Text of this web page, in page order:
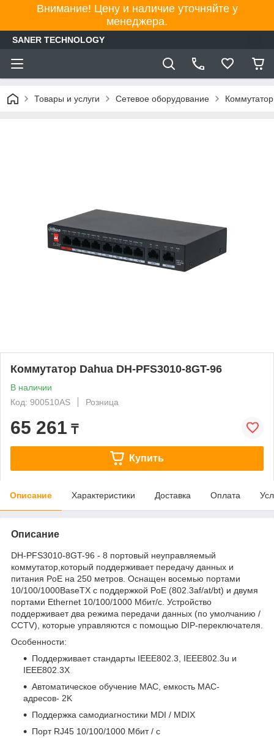
Внимание! Цену и наличие уточняйте у
менеджера.
SANER TECHNOLOGY
Товары и услуги Сетевое оборудование
Коммутатор Dahua DH-PFS3010-8GT-96
В наличии
Код: 900510AS
Розница
65 261 ₸
Купить
Описание Характеристики Доставка Оплата
Описание
DH-PFS3010-8GT-96 - 8 портовый неуправляемый
коммутатор,который поддерживает передачу данных и
питания PoE на 250 метров. Оснащен восемью портами
10/100/1000BaseTX с поддержкой PoE (802.3af/at/bt) и двумя
портами Ethernet 10/100/1000 Мбит/с. Устройство
поддерживает два режима передачи данных (по умолчанию /
CCTV), которые управляются с помощью DIP-переключателя.
Особенности:
Поддерживает стандарты IEEE802.3, IEEE802.3u и
IEEE802.3X
Автоматическое обучение MAC, емкость MAC-
адресов- 2K
Поддержка самодиагностики MDI / MDIX
Порт RJ45 10/100/1000 Мбит / с